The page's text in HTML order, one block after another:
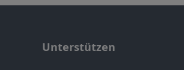
Unterstützen